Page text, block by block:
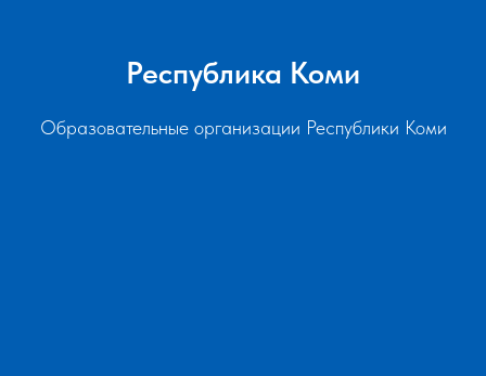
Республика Коми
Образовательные организации Республики Коми